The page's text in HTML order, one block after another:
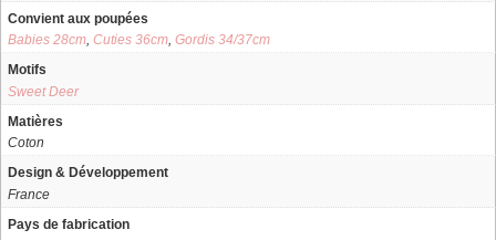
Convient aux poupées
Babies 28cm, Cuties 36cm, Gordis 34/37cm
Motifs
Sweet Deer
Matières
Coton
Design & Développement
France
Pays de fabrication